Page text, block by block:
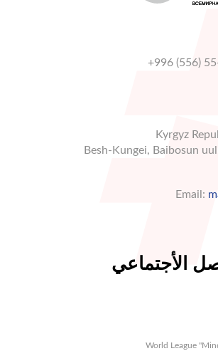
+996 (556)
Kyrgyz
Besh-Kungei, Baibosun
Email:
الأجتماعي